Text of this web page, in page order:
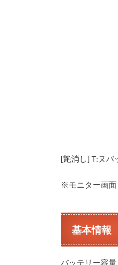
[艶消し] T:ヌバ
※モニター画面
基本情報
バッテリー容量